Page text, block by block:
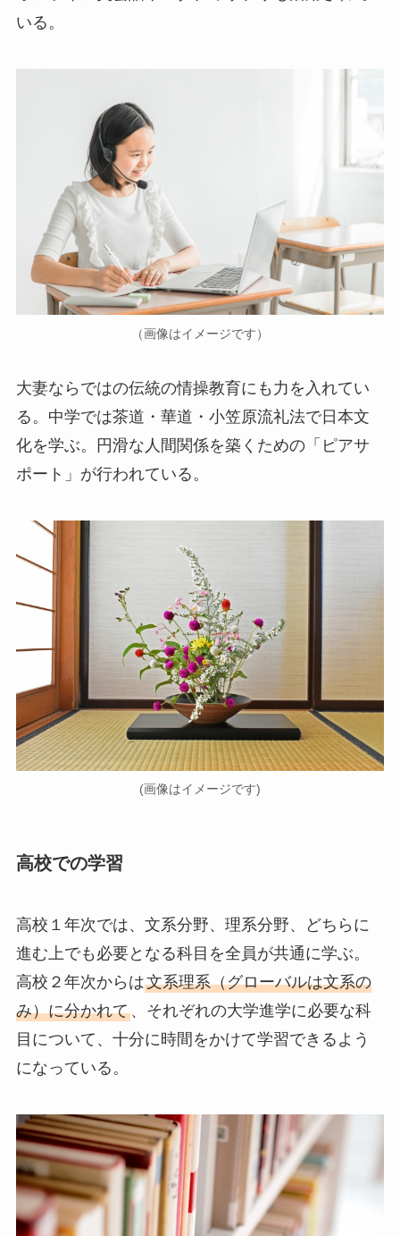
いる。
（画像はイメージです）
大妻ならではの伝統の情操教育にも力を入れてい
る。中学では茶道・華道・小笠原流礼法で日本文
化を学ぶ。円滑な人間関係を築くための「ピアサ
ポート」が行われている。
(画像はイメージです)
高校での学習
高校１年次では、文系分野、理系分野、どちらに
進む上でも必要となる科目を全員が共通に学ぶ。
高校２年次からは文系理系（グローバルは文系の
み）に分かれて、それぞれの大学進学に必要な科
目について、十分に時間をかけて学習できるよう
になっている。